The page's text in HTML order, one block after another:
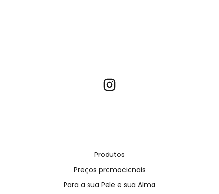
Produtos
Preços promocionais
Para a sua Pele e sua Alma